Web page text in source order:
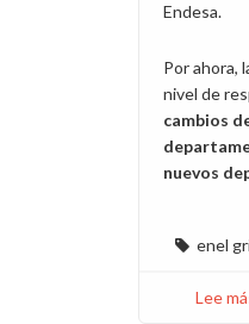
Endesa.
Por ahora,
nivel de
cambios
nuevos
enel
Lee